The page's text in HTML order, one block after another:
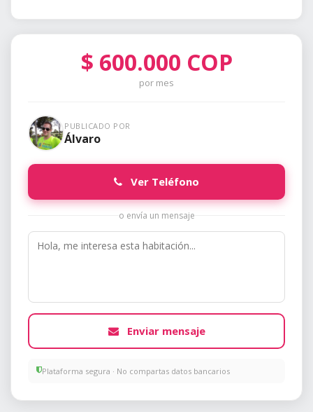
$ 600.000 COP
por mes
PUBLICADO POR
Álvaro
Ver Teléfono
o envía un mensaje
Enviar mensaje
Plataforma segura · No compartas datos bancarios